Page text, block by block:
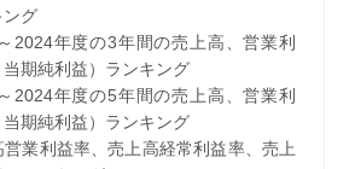
ング
2024年度の3年間の売上高、営業利
期純利益）ランキング
2024年度の5年間の売上高、営業利
期純利益）ランキング
業利益率、売上高経常利益率、売上